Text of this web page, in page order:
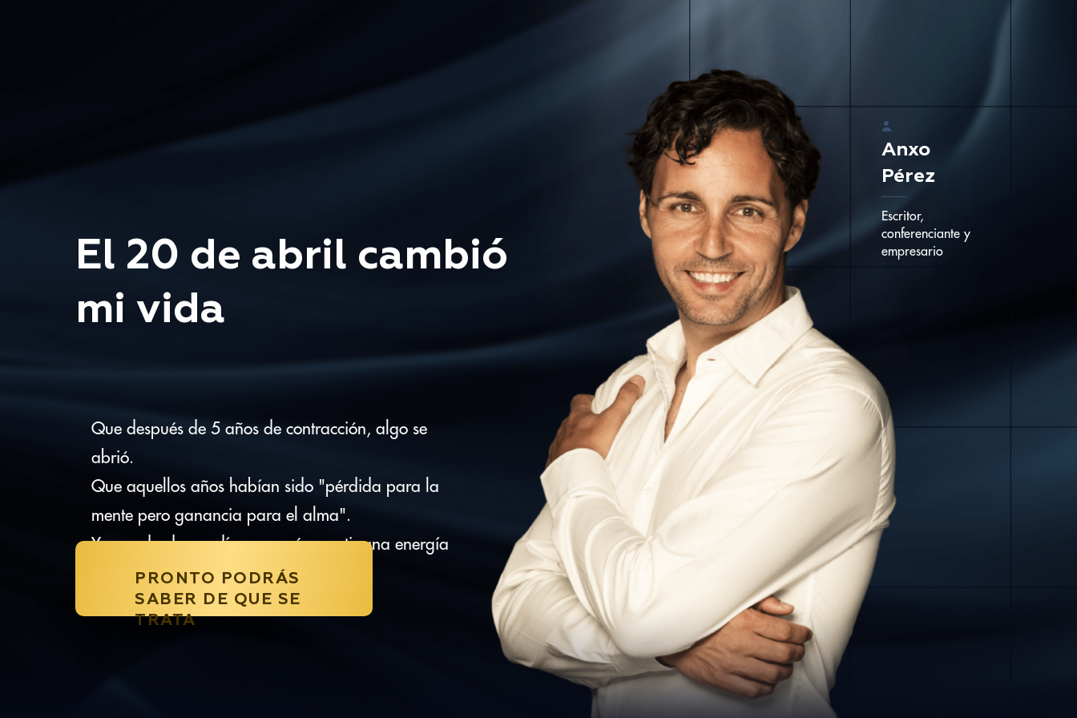
El 20 de abril cambió
mi vida
Que después de 5 años de contracción, algo se
abrió.
Que aquellos años habían sido "pérdida para la
mente pero ganancia para el alma".
Y que, desde ese día, empecé a sentir una energía
Abundancia Masiva
PRONTO PODRÁS
SABER DE QUE SE
TRATA
Anxo
Pérez
Escritor,
conferenciante y
empresario